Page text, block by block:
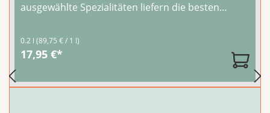
ausgewählte Spezialitäten liefern die besten
Kräuter-Knoblauch Öl, Röstzwiebel Öl, Olivenöl
Chili, Essig-Kreation Tomate und Bier
0.2 l (89,75 € / 1 l)
17,95 €*